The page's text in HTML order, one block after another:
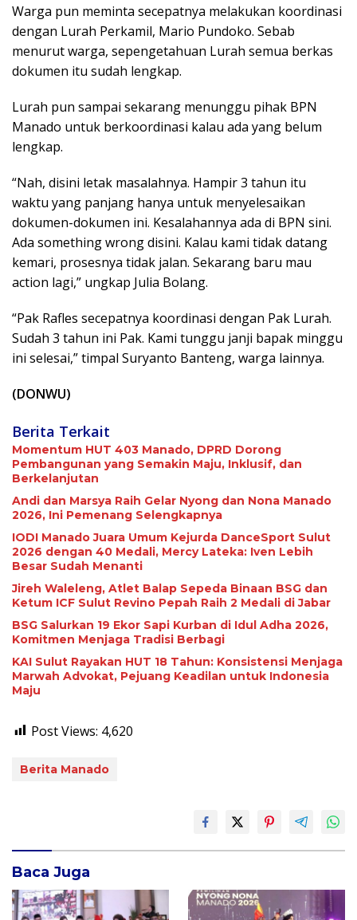
Warga pun meminta secepatnya melakukan koordinasi
dengan Lurah Perkamil, Mario Pundoko. Sebab
menurut warga, sepengetahuan Lurah semua berkas
dokumen itu sudah lengkap.
Lurah pun sampai sekarang menunggu pihak BPN
Manado untuk berkoordinasi kalau ada yang belum
lengkap.
“Nah, disini letak masalahnya. Hampir 3 tahun itu
waktu yang panjang hanya untuk menyelesaikan
dokumen-dokumen ini. Kesalahannya ada di BPN sini.
Ada something wrong disini. Kalau kami tidak datang
kemari, prosesnya tidak jalan. Sekarang baru mau
action lagi,” ungkap Julia Bolang.
“Pak Rafles secepatnya koordinasi dengan Pak Lurah.
Sudah 3 tahun ini Pak. Kami tunggu janji bapak minggu
ini selesai,” timpal Suryanto Banteng, warga lainnya.
(DONWU)
Berita Terkait
Momentum HUT 403 Manado, DPRD Dorong
Pembangunan yang Semakin Maju, Inklusif, dan
Berkelanjutan
Andi dan Marsya Raih Gelar Nyong dan Nona Manado
2026, Ini Pemenang Selengkapnya
IODI Manado Juara Umum Kejurda DanceSport Sulut
2026 dengan 40 Medali, Mercy Lateka: Iven Lebih
Besar Sudah Menanti
Jireh Waleleng, Atlet Balap Sepeda Binaan BSG dan
Ketum ICF Sulut Revino Pepah Raih 2 Medali di Jabar
BSG Salurkan 19 Ekor Sapi Kurban di Idul Adha 2026,
Komitmen Menjaga Tradisi Berbagi
KAI Sulut Rayakan HUT 18 Tahun: Konsistensi Menjaga
Marwah Advokat, Pejuang Keadilan untuk Indonesia
Maju
Post Views: 4,620
Berita Manado
Baca Juga